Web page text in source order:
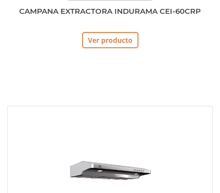
CAMPANA EXTRACTORA INDURAMA CEI-60CRP
Ver producto